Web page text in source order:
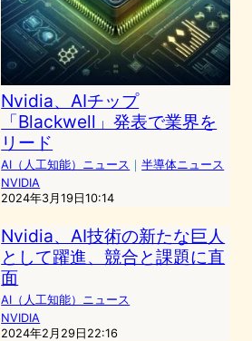
Nvidia、AIチップ
「Blackwell」発表で業界を
リード
AI（人工知能）ニュース ｜半導体ニュース
NVIDIA
2024年3月19日10:14
Nvidia、AI技術の新たな巨人
として躍進、競合と課題に直
面
AI（人工知能）ニュース
NVIDIA
2024年2月29日22:16